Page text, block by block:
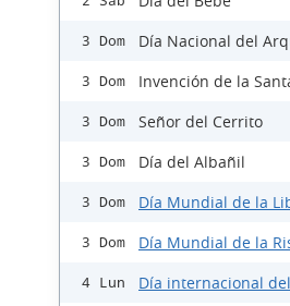
3 Dom Día Nacional del
3 Dom Invención de la
3 Dom Señor del Cerrito
3 Dom Día del Albañil
3 Dom Día Mundial de la
3 Dom Día Mundial de la
4 Lun Día internacional